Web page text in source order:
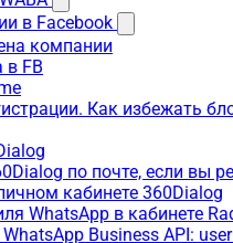
в Facebook
компании
в FB
Как избежать
по почте, если вы
кабинете 360Dialog
WhatsApp в кабинете
Business API: